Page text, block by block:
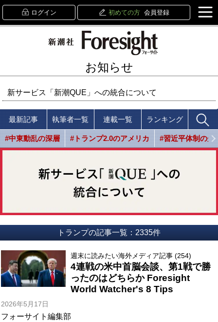
ログイン 初めての方 会員登録
お知らせ
新サービス「新潮QUE」への統合について
最新記事 執筆者一覧 連載一覧 ランキング
#中東動乱の深層 #トランプ2.0のアメリカ #習近平体制の光
トランプの記事一覧：2335件
週末に読みたい海外メディア記事 (254)
4連戦の米中首脳会談、第1戦で勝
ったのはどちらか Foresight
World Watcher's 8 Tips
2026年5月17日
フォーサイト編集部